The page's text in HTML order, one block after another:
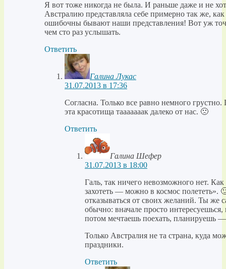
Я вот тоже никогда не была. И раньше даже и не
Австралию представляла себе примерно так же,
ошибочны бывают наши представления! Вот уж
чем сто раз услышать.
Ответить
Галина Лукас
31.07.2013 в 17:36
Согласна. Только все равно немного
эта красотища тааааааак далеко от нас. 🙁
Ответить
Галина Шефер
31.07.2013 в 18:00
Галь, так ничего невозможного нет.
захотеть — можно в космос полететь».
отказываться от своих желаний. Ты же
обычно: вначале просто
потом мечтаешь поехать, планируешь
Только Австралия не та страна, куда
праздники.
Ответить